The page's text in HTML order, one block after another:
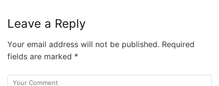
Leave a Reply
Your email address will not be published. Required
fields are marked *